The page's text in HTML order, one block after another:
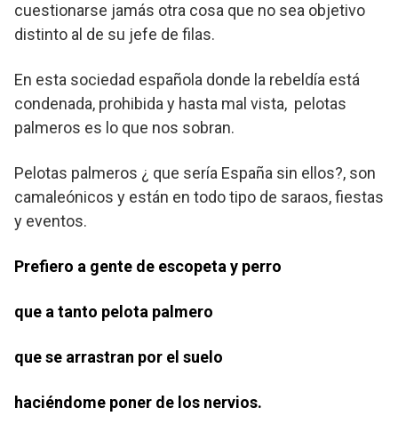
cuestionarse jamás otra cosa que no sea objetivo
distinto al de su jefe de filas.
En esta sociedad española donde la rebeldía está
condenada, prohibida y hasta mal vista, pelotas
palmeros es lo que nos sobran.
Pelotas palmeros ¿ que sería España sin ellos?, son
camaleónicos y están en todo tipo de saraos, fiestas
y eventos.
Prefiero a gente de escopeta y perro
que a tanto pelota palmero
que se arrastran por el suelo
haciéndome poner de los nervios.